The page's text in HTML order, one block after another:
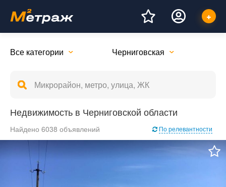
Все категории Черниговская
Недвижимость в Черниговской области
Найдено 6038 объявлений По релевантности